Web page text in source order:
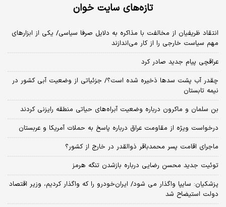
تازه‌های سایت خوان
انتقاد ظریفیان از مخالفت با مذاکره به دلایل صرفا سیاسی/ یکی از ابزارهای
مهم سیاست خارجی را از کار می‌اندازند
عراقچی پیام جدید صادر کرد
چقدر آب پشت سدها ذخیره شده است؟/ جزئیاتی از وضعیت آبی کشور در
نیمه تابستان
بن سلمان و ماکرون درباره وضعیت آبراه‌های حیاتی منطقه رایزنی کردند
درخواست ویژه از مقاومت عراق درباره پاسخ به حملات آمریکا و عربستان
ماجرای اقامت پسر محمدباقر ذوالقدر در خارج از کشور؟
توئیت جدید محسن رضایی درباره بازشدن تنگه هرمز
پزشکیان: سایپا واگذار می شود/ ایران‌خودرو را که واگذار کردیم، وزیر اقتصاد
دولت استیضاح شد